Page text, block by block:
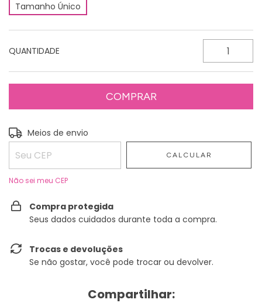
Tamanho Único
QUANTIDADE
Entregas para o CEP:
Meios de envio
CALCULAR
Não sei meu CEP
Compra protegida
Seus dados cuidados durante toda a compra.
Trocas e devoluções
Se não gostar, você pode trocar ou devolver.
Compartilhar: